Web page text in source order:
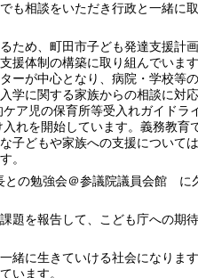
も相談をいただき行政と一緒に
ため、町田市子ども発達支援計
援体制の構築に取り組んでいま
ーが中心となり、病院・学校等
学に関する家族からの相談に対
ア児の保育所等受入れガイドラ
れを開始しています。義務教育
子どもや家族への支援について
。
の勉強会＠参議院議員会館 に
題を報告して、こども庁への期
緒に生きていける社会になりま
います。